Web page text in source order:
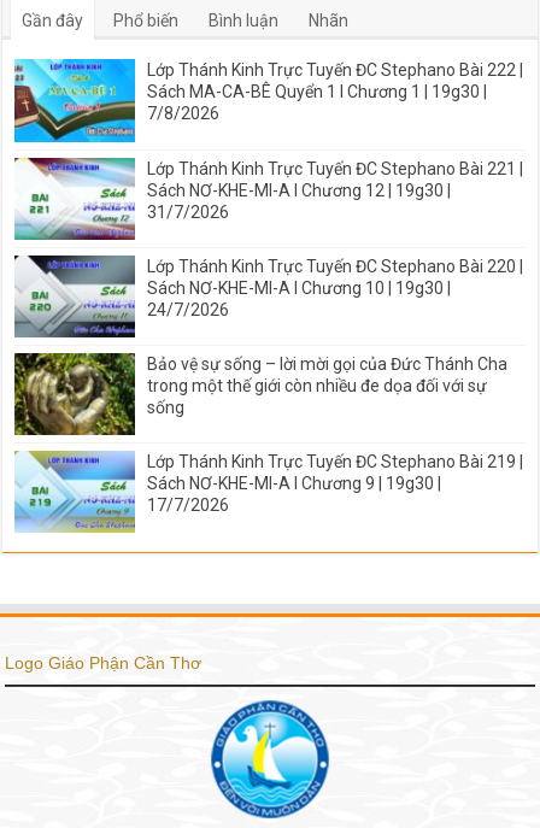
Gần đây Phổ biến Bình luận Nhãn
Lớp Thánh Kinh Trực Tuyến ĐC Stephano Bài 222 |
Sách MA-CA-BÊ Quyển 1 I Chương 1 | 19g30 |
7/8/2026
Lớp Thánh Kinh Trực Tuyến ĐC Stephano Bài 221 |
Sách NƠ-KHE-MI-A I Chương 12 | 19g30 |
31/7/2026
Lớp Thánh Kinh Trực Tuyến ĐC Stephano Bài 220 |
Sách NƠ-KHE-MI-A I Chương 10 | 19g30 |
24/7/2026
Bảo vệ sự sống – lời mời gọi của Đức Thánh Cha
trong một thế giới còn nhiều đe dọa đối với sự
sống
Lớp Thánh Kinh Trực Tuyến ĐC Stephano Bài 219 |
Sách NƠ-KHE-MI-A I Chương 9 | 19g30 |
17/7/2026
Logo Giáo Phận Cần Thơ